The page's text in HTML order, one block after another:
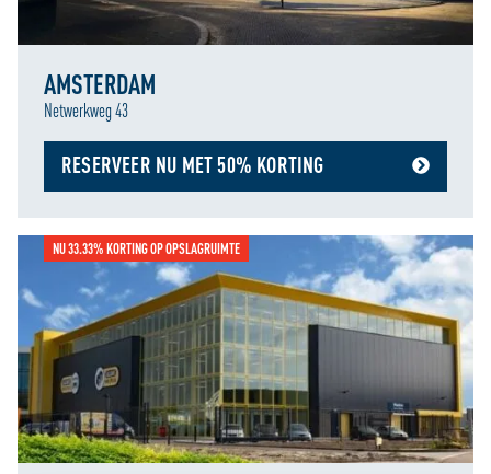
AMSTERDAM
Netwerkweg 43
RESERVEER NU MET 50% KORTING
NU 33.33% KORTING OP OPSLAGRUIMTE